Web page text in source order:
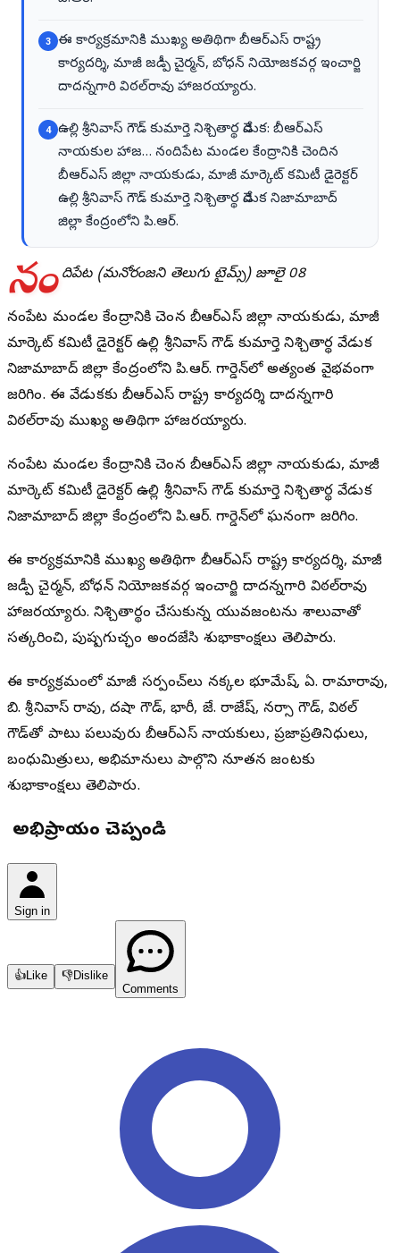
3
ఈ కార్యక్రమానికి ముఖ్య అతిథిగా బీఆర్ఎస్ రాష్ట్ర
కార్యదర్శి, మాజీ జడ్పీ చైర్మన్, బోధన్ నియోజకవర్గ ఇంచార్జి
దాదన్నగారి విఠల్‌రావు హాజరయ్యారు.
4
ఉల్లి శ్రీనివాస్ గౌడ్ కుమార్తె నిశ్చితార్థ వేడుక: బీఆర్ఎస్
నాయకుల హాజ… నందిపేట మండల కేంద్రానికి చెందిన
బీఆర్ఎస్ జిల్లా నాయకుడు, మాజీ మార్కెట్ కమిటీ డైరెక్టర్
ఉల్లి శ్రీనివాస్ గౌడ్ కుమార్తె నిశ్చితార్థ వేడుక నిజామాబాద్
జిల్లా కేంద్రంలోని పి.ఆర్.
నం దిపేట (మనోరంజని తెలుగు టైమ్స్) జూలై 08
నందిపేట మండల కేంద్రానికి చెందిన బీఆర్ఎస్ జిల్లా నాయకుడు, మాజీ
మార్కెట్ కమిటీ డైరెక్టర్ ఉల్లి శ్రీనివాస్ గౌడ్ కుమార్తె నిశ్చితార్థ వేడుక
నిజామాబాద్ జిల్లా కేంద్రంలోని పి.ఆర్. గార్డెన్‌లో అత్యంత వైభవంగా
జరిగింది. ఈ వేడుకకు బీఆర్ఎస్ రాష్ట్ర కార్యదర్శి దాదన్నగారి
విఠల్‌రావు ముఖ్య అతిథిగా హాజరయ్యారు.
నందిపేట మండల కేంద్రానికి చెందిన బీఆర్ఎస్ జిల్లా నాయకుడు, మాజీ
మార్కెట్ కమిటీ డైరెక్టర్ ఉల్లి శ్రీనివాస్ గౌడ్ కుమార్తె నిశ్చితార్థ వేడుక
నిజామాబాద్ జిల్లా కేంద్రంలోని పి.ఆర్. గార్డెన్‌లో ఘనంగా జరిగింది.
ఈ కార్యక్రమానికి ముఖ్య అతిథిగా బీఆర్ఎస్ రాష్ట్ర కార్యదర్శి, మాజీ
జడ్పీ చైర్మన్, బోధన్ నియోజకవర్గ ఇంచార్జి దాదన్నగారి విఠల్‌రావు
హాజరయ్యారు. నిశ్చితార్థం చేసుకున్న యువజంటను శాలువాతో
సత్కరించి, పుష్పగుచ్ఛం అందజేసి శుభాకాంక్షలు తెలిపారు.
ఈ కార్యక్రమంలో మాజీ సర్పంచ్‌లు నక్కల భూమేష్, ఏ. రామారావు,
బి. శ్రీనివాస్ రావు, దషా గౌడ్, భారీ, జే. రాజేష్, నర్సా గౌడ్, విఠల్
గౌడ్‌తో పాటు పలువురు బీఆర్ఎస్ నాయకులు, ప్రజాప్రతినిధులు,
బంధుమిత్రులు, అభిమానులు పాల్గొని నూతన జంటకు
శుభాకాంక్షలు తెలిపారు.
మీ అభిప్రాయం చెప్పండి
Sign in
👍Like 👎Dislike
Comments